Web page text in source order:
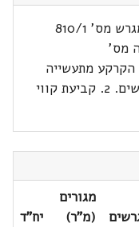
שינוי לתכנית מס' 163/102/02/5 למגרש מס' 810/1
מס'
שינוי יעוד הקרקע מתעשייה
לתעשייה קלה ומלאכה והוספת שימושים. 2. קביעת קווי
מגורים
(מ"ר)
יח"ד